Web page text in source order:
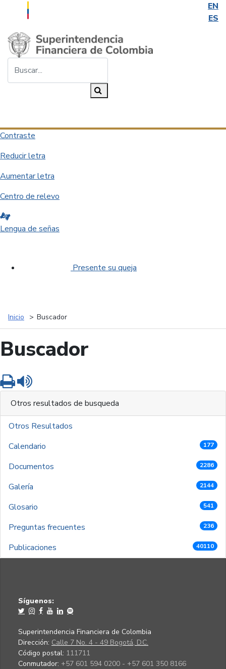
EN
ES
Saltar al contenido principal
Contraste
Reducir letra
Aumentar letra
Centro de relevo
Lengua de señas
Presente su queja
Inicio Buscador
Buscador
Imprimir
Otros resultados de busqueda
Otros Resultados
Calendario
177
Documentos 2286
Galería 2144
Glosario 541
Preguntas frecuentes 236
Publicaciones 40110
Síguenos:
Superintendencia Financiera de Colombia
Dirección: Calle 7 No. 4 - 49 Bogotá, D.C.
Código postal: 111711
Conmutador: +57 601 594 0200 - +57 601 350 8166